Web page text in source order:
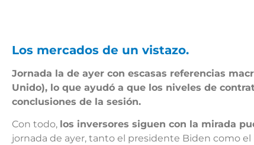
Los mercados de un vistazo.
Jornada la de ayer con escasas referencias
Unido), lo que ayudó a que los niveles de
conclusiones de la sesión.
Con todo, los inversores siguen con la mirada
jornada de ayer, tanto el presidente Biden como